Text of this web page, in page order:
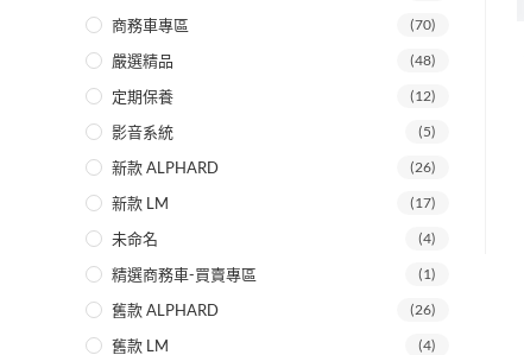
商務車專區 (70)
嚴選精品 (48)
定期保養 (12)
影音系統 (5)
新款 ALPHARD (26)
新款 LM (17)
未命名 (4)
精選商務車-買賣專區 (1)
舊款 ALPHARD (26)
舊款 LM (4)